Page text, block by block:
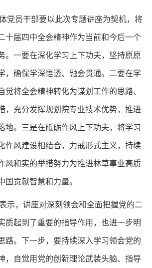
党员干部要以此次专题讲座为契机，将
十届四中全会精神作为当前和今后一个
。一要在深化学习上下功夫，坚持原原
确保学深悟透、融会贯通。二要在学
觉将全会精神转化为谋划工作的思路、
，充分发挥规划院专业技术优势，推进
地。三是在砥砺作风上下功夫，将学习
作风建设相结合，力戒形式主义，持续
风和实的举措努力为推进林草事业高质
贡献智慧和力量。
示， 讲座对深刻领会和全面把握党的二
质起到了重要的指导作用，也进一步明
路。下一步，要持续深入学习领会党的
，自觉用党的创新理论武装头脑、指导